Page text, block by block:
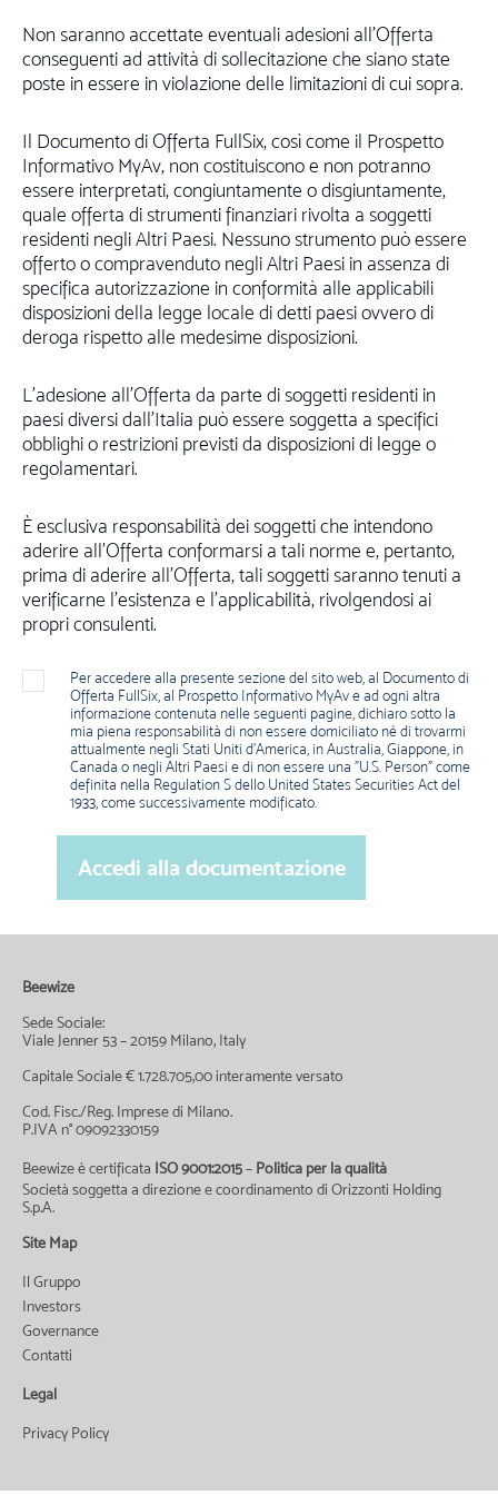
Non saranno accettate eventuali adesioni all’Offerta
conseguenti ad attività di sollecitazione che siano state
poste in essere in violazione delle limitazioni di cui sopra.
Il Documento di Offerta FullSix, così come il Prospetto
Informativo MyAv, non costituiscono e non potranno
essere interpretati, congiuntamente o disgiuntamente,
quale offerta di strumenti finanziari rivolta a soggetti
residenti negli Altri Paesi. Nessuno strumento può essere
offerto o compravenduto negli Altri Paesi in assenza di
specifica autorizzazione in conformità alle applicabili
disposizioni della legge locale di detti paesi ovvero di
deroga rispetto alle medesime disposizioni.
L’adesione all’Offerta da parte di soggetti residenti in
paesi diversi dall’Italia può essere soggetta a specifici
obblighi o restrizioni previsti da disposizioni di legge o
regolamentari.
È esclusiva responsabilità dei soggetti che intendono
aderire all’Offerta conformarsi a tali norme e, pertanto,
prima di aderire all’Offerta, tali soggetti saranno tenuti a
verificarne l’esistenza e l’applicabilità, rivolgendosi ai
propri consulenti.
Per accedere alla presente sezione del sito web, al Documento di
Offerta FullSix, al Prospetto Informativo MyAv e ad ogni altra
informazione contenuta nelle seguenti pagine, dichiaro sotto la
mia piena responsabilità di non essere domiciliato né di trovarmi
attualmente negli Stati Uniti d'America, in Australia, Giappone, in
Canada o negli Altri Paesi e di non essere una "U.S. Person" come
definita nella Regulation S dello United States Securities Act del
1933, come successivamente modificato.
Beewize
Sede Sociale:
Viale Jenner 53 – 20159 Milano, Italy
Capitale Sociale € 1.728.705,00 interamente versato
Cod. Fisc./Reg. Imprese di Milano.
P.IVA n° 09092330159
Beewize è certificata ISO 9001:2015– Politica per la qualità
Società soggetta a direzione e coordinamento di Orizzonti Holding
S.p.A.
Site Map
Il Gruppo
Investors
Governance
Contatti
Legal
Privacy Policy